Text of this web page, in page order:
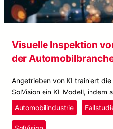
Visuelle Inspektion
der
Angetrieben von KI trainiert
SolVision ein KI-Modell, indem
Schweißnahtfehler unter
simuliert.
Automobilindustrie